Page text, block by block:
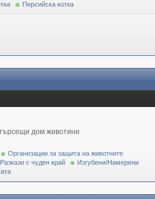
Персийска котка
дом животини
Организации за защита на животните
Разкази с чуден край
Изгубени/Намерени